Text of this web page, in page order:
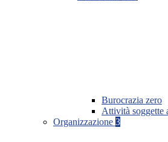
Burocrazia zero
Attività soggette
Organizzazione 3